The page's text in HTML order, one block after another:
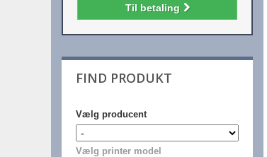
Til betaling
FIND PRODUKT
Vælg producent
Vælg printer model